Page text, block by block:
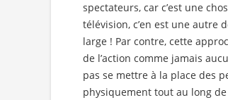
spectateurs, car c’est une
télévision, c’en est une autre
large ! Par contre, cette
de l’action comme jamais
pas se mettre à la place des
physiquement tout au long